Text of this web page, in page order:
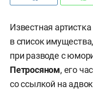
Известная артистка
в список
при разводе с
Петросяном, его
со ссылкой на